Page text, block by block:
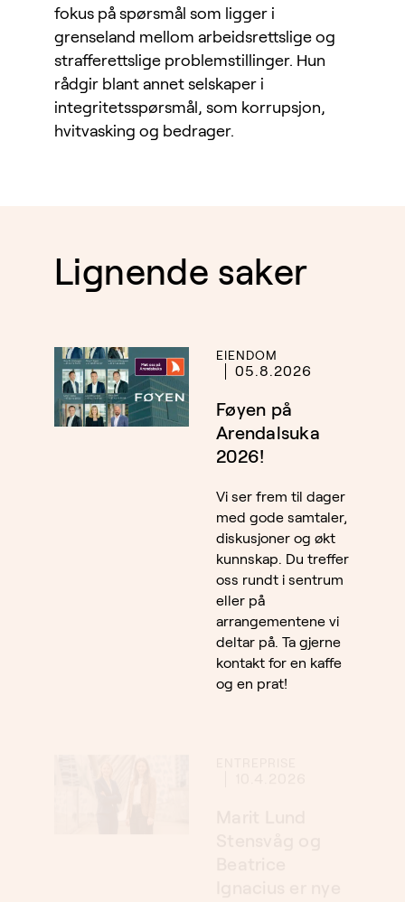
fokus på spørsmål som ligger i
grenseland mellom arbeidsrettslige og
strafferettslige problemstillinger. Hun
rådgir blant annet selskaper i
integritetsspørsmål, som korrupsjon,
hvitvasking og bedrager.
Lignende saker
EIENDOM
05.8.2026
Føyen på
Arendalsuka
2026!
Vi ser frem til dager
med gode samtaler,
diskusjoner og økt
kunnskap. Du treffer
oss rundt i sentrum
eller på
arrangementene vi
deltar på. Ta gjerne
kontakt for en kaffe
og en prat!